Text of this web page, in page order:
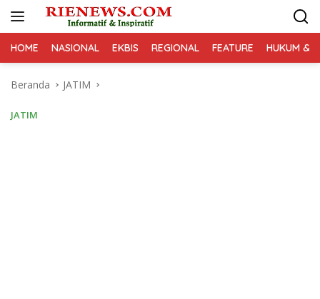
HOME NASIONAL EKBIS REGIONAL FEATURE HUKUM &
Beranda JATIM
JATIM